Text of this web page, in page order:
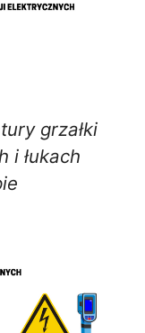
grzałki
i łukach